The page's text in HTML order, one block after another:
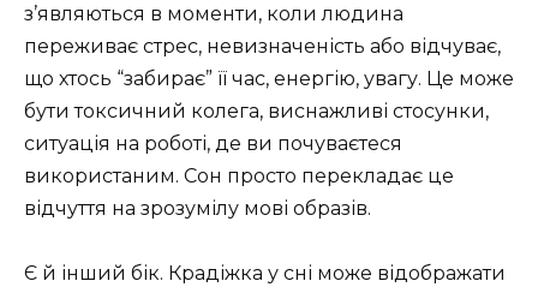
з’являються в моменти, коли людина
переживає стрес, невизначеність або відчуває,
що хтось “забирає” її час, енергію, увагу. Це може
бути токсичний колега, виснажливі стосунки,
ситуація на роботі, де ви почуваєтеся
використаним. Сон просто перекладає це
відчуття на зрозумілу мові образів.
Є й інший бік. Крадіжка у сні може відображати